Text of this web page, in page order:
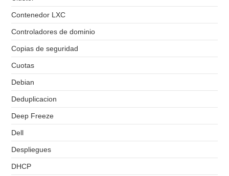
Contenedor LXC
Controladores de dominio
Copias de seguridad
Cuotas
Debian
Deduplicacion
Deep Freeze
Dell
Despliegues
DHCP